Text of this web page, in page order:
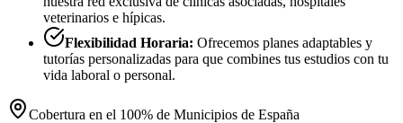
veterinarios e hípicas.
Flexibilidad Horaria: Ofrecemos planes adaptables y
tutorías personalizadas para que combines tus estudios con tu
vida laboral o personal.
Cobertura en el 100% de Municipios de España